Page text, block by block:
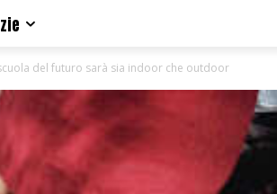
del futuro sarà sia indoor che outdoor